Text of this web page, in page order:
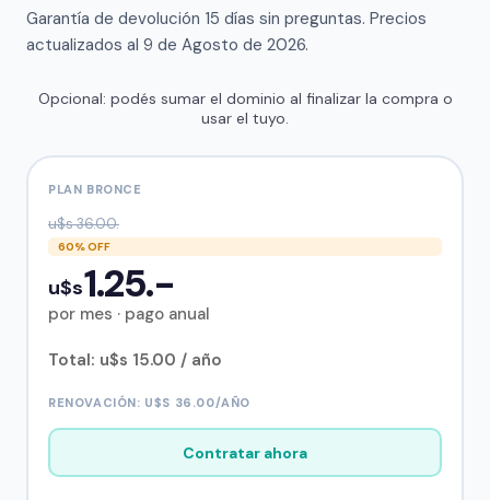
Garantía de devolución 15 días sin preguntas. Precios
actualizados al 9 de Agosto de 2026.
Opcional: podés sumar el dominio al finalizar la compra o
usar el tuyo.
PLAN BRONCE
u$s 36.00.
60% OFF
u$s1.25.-
por mes · pago anual
Total: u$s 15.00 / año
RENOVACIÓN: U$S 36.00/AÑO
Contratar ahora